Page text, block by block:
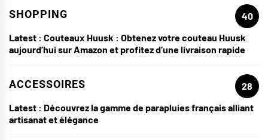
SHOPPING
40
Latest : Couteaux Huusk : Obtenez votre couteau Huusk
aujourd’hui sur Amazon et profitez d’une livraison rapide
ACCESSOIRES
28
Latest : Découvrez la gamme de parapluies français alliant
artisanat et élégance